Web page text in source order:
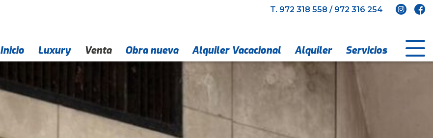
T. 972 318 558 / 972 316 254
Inicio
EmpresaLuxury Venta Obra nueva Alquiler Vacacional Alquiler Servicios
Contacto